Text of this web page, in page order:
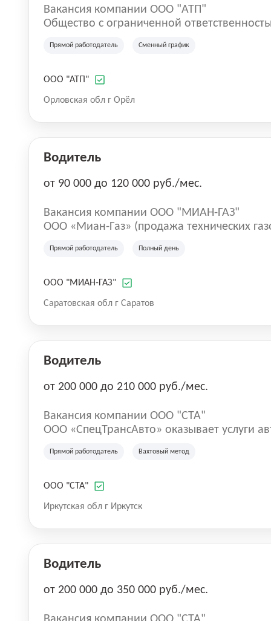
Вакансия компании ООО "АТП"
Общество с ограниченной
удовлетворения потребности населения
безопасности и надлежащего качества оказываемых
время Общество активно развивается и
человек. В ООО «АТП» осуществляют свою деятельность
№1 (Орловская), №2 (Мценская), №3
Прямой работодатель Сменный график
ООО "АТП"
Орловская обл г Орёл
Водитель
от 90 000 до 120 000 руб./мес.
Вакансия компании ООО "МИАН-ГАЗ"
ООО «Миан-Газ» (продажа технических
Прямой работодатель Полный день
ООО "МИАН-ГАЗ"
Саратовская обл г Саратов
Водитель
от 200 000 до 210 000 руб./мес.
Вакансия компании ООО "СТА"
ООО «СпецТрансАвто» оказывает услуги
услуг специализированного
иных производственных проектах.
технической эксплуатационной базой,
организации эффективной работы
производственных задач Заказчиков.
Прямой работодатель Вахтовый метод
ООО "СТА"
Иркутская обл г Иркутск
Водитель
от 200 000 до 350 000 руб./мес.